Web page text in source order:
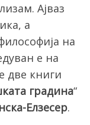
Ајваз
а
на
е на
две книги
градина“
Елзесер.